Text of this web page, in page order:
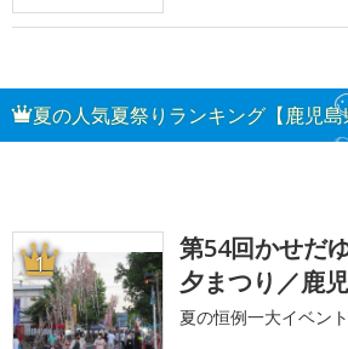
夏の人気夏祭りランキング【鹿児島
1
第54回かせだ
夕まつり／鹿
夏の恒例一大イベント